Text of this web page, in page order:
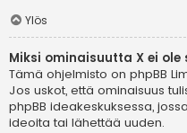
Ylös
Miksi ominaisuutta X ei
Tämä ohjelmisto on phpBB
Jos uskot, että ominaisuus
phpBB ideakeskuksessa,
ideoita tai lähettää uuden.